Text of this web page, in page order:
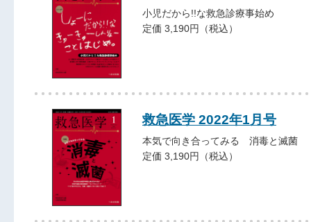
小児だから!!な救急診療事始め
定価 3,190円（税込）
救急医学 2022年1月号
本気で向き合ってみる 消毒と滅菌
定価 3,190円（税込）